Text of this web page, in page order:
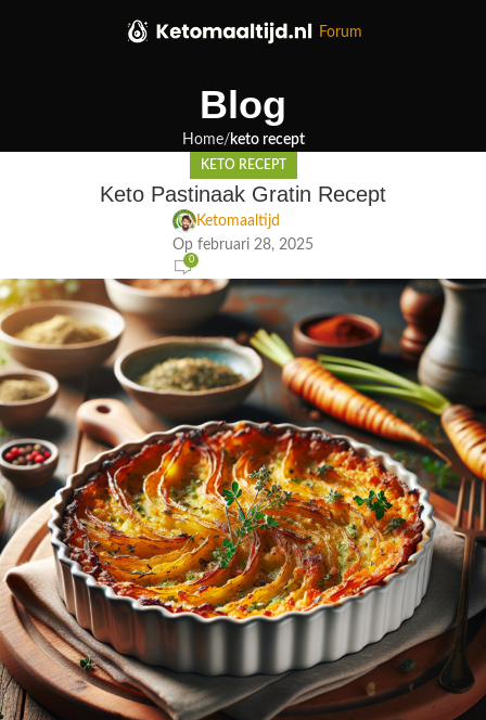
Forum
Blog
Home keto recept
KETO RECEPT
Keto Pastinaak Gratin Recept
Ketomaaltijd
Op februari 28, 2025
0